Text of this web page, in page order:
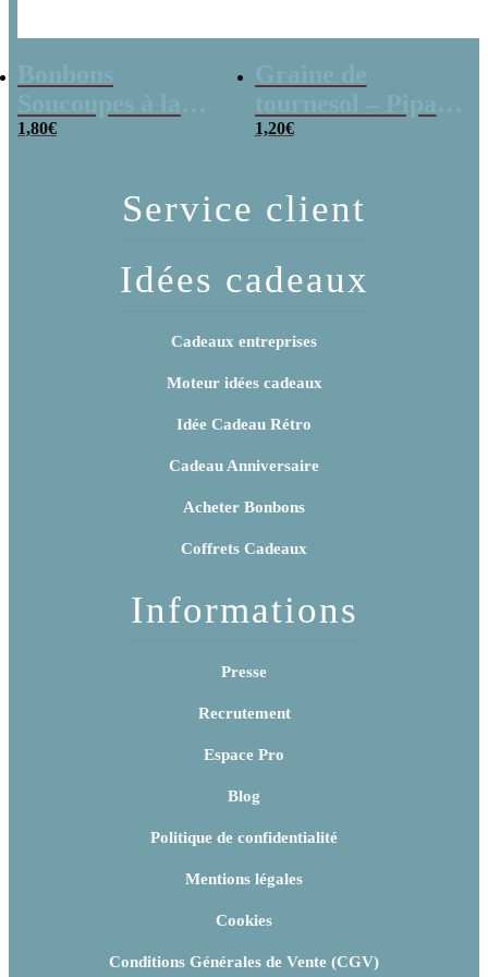
poudre (x20)
1,80€
x 3
1,20€
Service client
Idées cadeaux
Cadeaux entreprises
Moteur idées cadeaux
Idée Cadeau Rétro
Cadeau Anniversaire
Acheter Bonbons
Coffrets Cadeaux
Informations
Presse
Recrutement
Espace Pro
Blog
Politique de confidentialité
Mentions légales
Cookies
Conditions Générales de Vente (CGV)